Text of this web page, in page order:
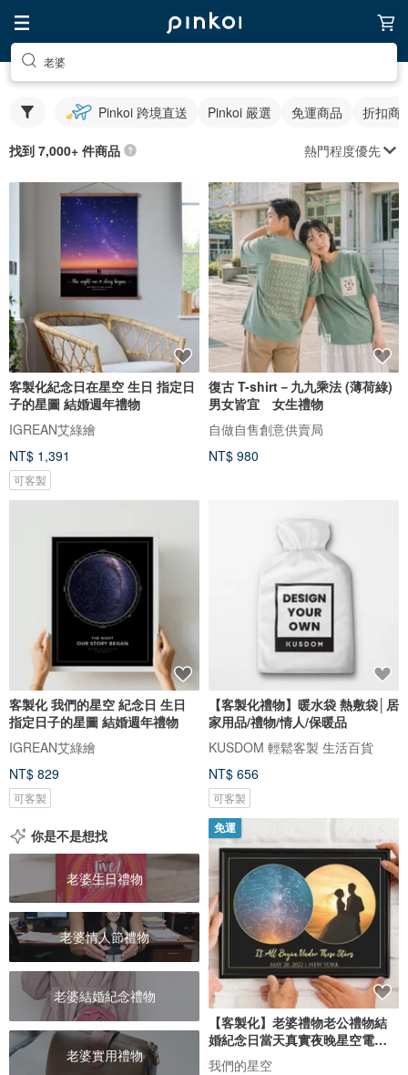
老婆
Pinkoi 跨境直送 Pinkoi 嚴選 免運商品 折扣商
找到 7,000+ 件商品 熱門程度優先
客製化紀念日在星空 生日 指定日
子的星圖 結婚週年禮物
IGREAN艾綠繪
NT$ 1,391
可客製
復古 T-shirt－九九乘法 (薄荷綠)
男女皆宜 女生禮物
自做自售創意供賣局
NT$ 980
客製化 我們的星空 紀念日 生日
指定日子的星圖 結婚週年禮物
IGREAN艾綠繪
NT$ 829
可客製
【客製化禮物】暖水袋 熱敷袋│居
家用品/禮物/情人/保暖品
KUSDOM 輕鬆客製 生活百貨
NT$ 656
可客製
你是不是想找
老婆生日禮物
老婆情人節禮物
老婆結婚紀念禮物
老婆實用禮物
免運
【客製化】老婆禮物老公禮物結
婚紀念日當天真實夜晚星空電子
圖檔
我們的星空